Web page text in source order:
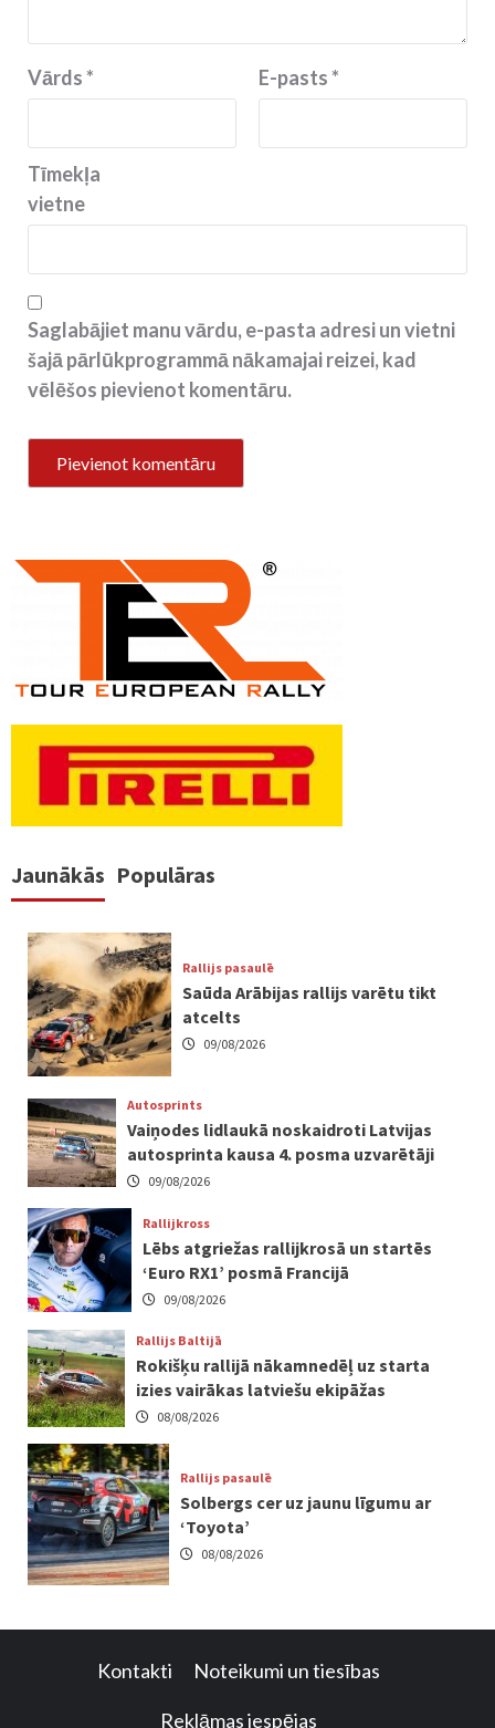
Vārds* E-pasts*
Tīmekļa
vietne
Saglabājiet manu vārdu, e-pasta adresi un vietni
šajā pārlūkprogrammā nākamajai reizei, kad
vēlēšos pievienot komentāru.
Jaunākās Populāras
Rallijs pasaulē
Saūda Arābijas rallijs varētu tikt
atcelts
09/08/2026
Autosprints
Vaiņodes lidlaukā noskaidroti Latvijas
autosprinta kausa 4. posma uzvarētāji
09/08/2026
Rallijkross
Lēbs atgriežas rallijkrosā un startēs
‘Euro RX1’ posmā Francijā
09/08/2026
Rallijs Baltijā
Rokišķu rallijā nākamnedēļ uz starta
izies vairākas latviešu ekipāžas
08/08/2026
Rallijs pasaulē
Solbergs cer uz jaunu līgumu ar
‘Toyota’
08/08/2026
Kontakti Noteikumi un tiesības
Reklāmas iespējas